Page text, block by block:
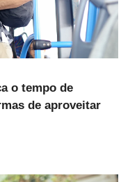
o tempo de
de aproveitar